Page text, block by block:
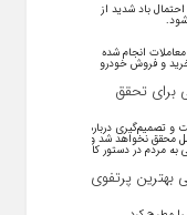
باد شدید از
۱۶ مرداد بر اساس معاملات انجام شده
و فروش خودرو
برای تحقق
و تصمیم‌گیری درباره
محقق نخواهد شد و
مردم در دستور کار
بهترین پرتفوی